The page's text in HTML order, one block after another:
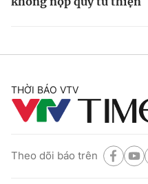
THỜI BÁO VTV
Theo dõi báo trên